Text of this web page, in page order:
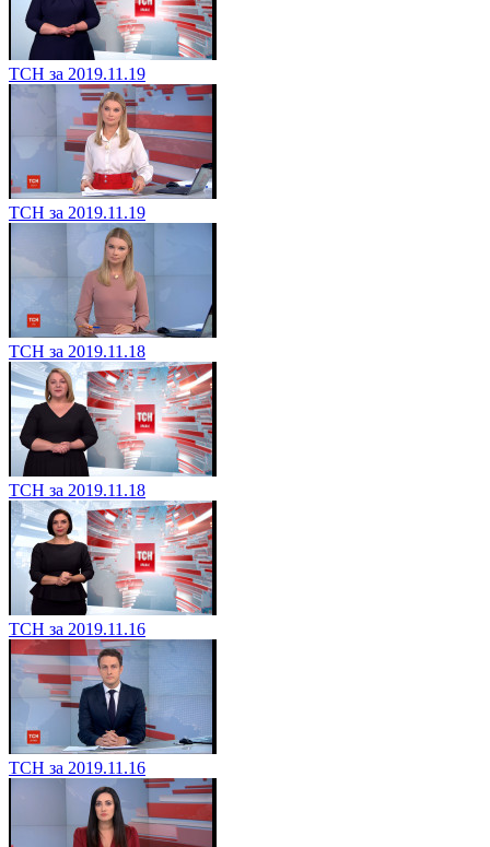
ТСН за 2019.11.19
ТСН за 2019.11.19
ТСН за 2019.11.18
ТСН за 2019.11.18
ТСН за 2019.11.16
ТСН за 2019.11.16